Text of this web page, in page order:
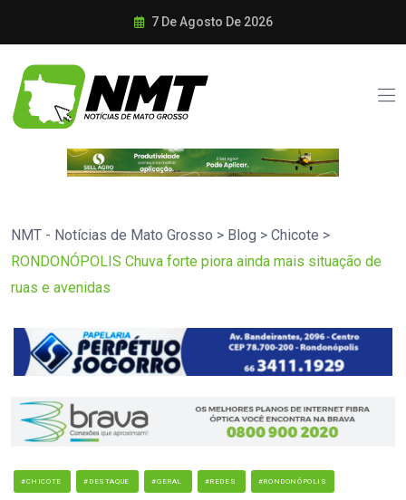
7 De Agosto De 2026
NMT - Notícias de Mato Grosso > Blog > Chicote >
RONDONÓPOLIS Chuva forte piora ainda mais situação de
ruas e avenidas
#CHICOTE #DESTAQUE #GERAL #REDES #RONDONÓPOLIS